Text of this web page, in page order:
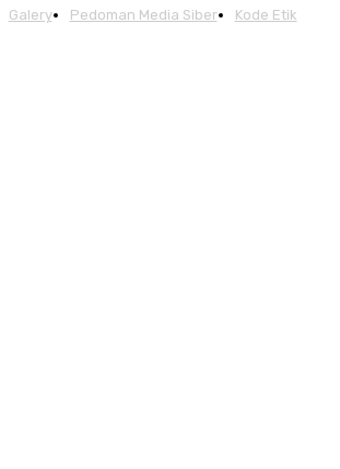
Galery Pedoman Media Siber Kode Etik